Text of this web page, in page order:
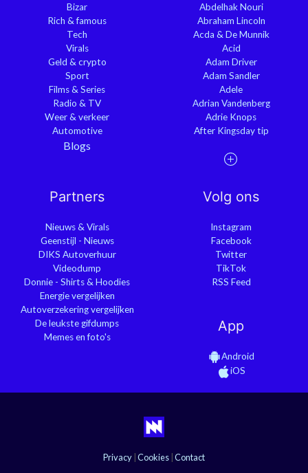
Bizar
Rich & famous
Tech
Virals
Geld & crypto
Sport
Films & Series
Radio & TV
Weer & verkeer
Automotive
Blogs
Abdelhak Nouri
Abraham Lincoln
Acda & De Munnik
Acid
Adam Driver
Adam Sandler
Adele
Adrian Vandenberg
Adrie Knops
After Kingsday tip
Partners
Nieuws & Virals
Geenstijl - Nieuws
DIKS Autoverhuur
Videodump
Donnie - Shirts & Hoodies
Energie vergelijken
Autoverzekering vergelijken
De leukste gifdumps
Memes en foto's
Volg ons
Instagram
Facebook
Twitter
TikTok
RSS Feed
App
Android
iOS
Privacy Cookies Contact